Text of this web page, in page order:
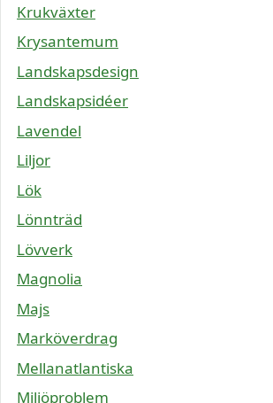
Krukväxter
Krysantemum
Landskapsdesign
Landskapsidéer
Lavendel
Liljor
Lök
Lönnträd
Lövverk
Magnolia
Majs
Marköverdrag
Mellanatlantiska
Miljöproblem